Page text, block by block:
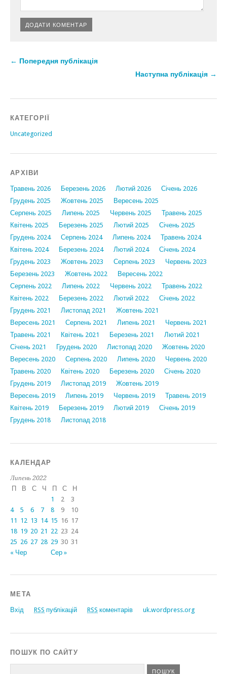
← Попередня публікація
Наступна публікація →
КАТЕГОРІЇ
Uncategorized
АРХІВИ
Травень 2026 Березень 2026 Лютий 2026
Січень 2026
Грудень 2025
Жовтень 2025
Вересень 2025
Серпень 2025
Липень 2025 Червень 2025
Травень 2025
Квітень 2025
Березень 2025 Лютий 2025
Січень 2025
Грудень 2024
Серпень 2024 Липень 2024
Травень 2024
Квітень 2024
Березень 2024 Лютий 2024
Січень 2024
Грудень 2023
Жовтень 2023 Серпень 2023
Червень 2023
Березень 2023
Жовтень 2022
Вересень 2022
Серпень 2022
Липень 2022 Червень 2022
Травень 2022
Квітень 2022
Березень 2022 Лютий 2022
Січень 2022
Грудень 2021
Листопад 2021
Жовтень 2021
Вересень 2021
Серпень 2021 Липень 2021
Червень 2021
Травень 2021
Квітень 2021 Березень 2021
Лютий 2021
Січень 2021
Грудень 2020 Листопад 2020
Жовтень 2020
Вересень 2020
Серпень 2020 Липень 2020
Червень 2020
Травень 2020
Квітень 2020 Березень 2020
Січень 2020
Грудень 2019
Листопад 2019
Жовтень 2019
Вересень 2019
Липень 2019 Червень 2019
Травень 2019
Квітень 2019
Березень 2019 Лютий 2019
Січень 2019
Грудень 2018
Листопад 2018
КАЛЕНДАР
Липень 2022
П
В С Ч П С Н
« Чер Сер »
1 2
3
4
5 6 7 8 9
10
11 12 13 14 15 16 17
18 19 20 21 22 23 24
25 26 27 28 29 30 31
МЕТА
Вхід RSS публікацій RSS коментарів uk.wordpress.org
ПОШУК ПО САЙТУ